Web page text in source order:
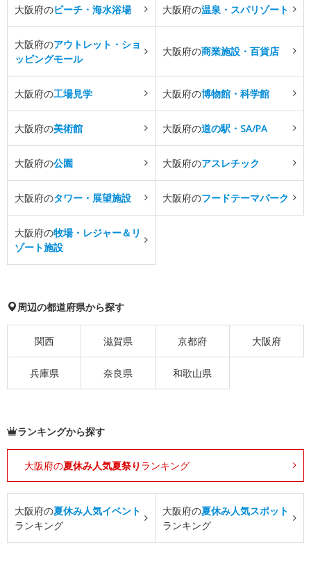
大阪府のビーチ・海水浴場 大阪府の温泉・スパリゾート
大阪府のアウトレット・ショ
ッピングモール
大阪府の商業施設・百貨店
大阪府の工場見学 大阪府の博物館・科学館
大阪府の美術館 大阪府の道の駅・SA/PA
大阪府の公園 大阪府のアスレチック
大阪府のタワー・展望施設 大阪府のフードテーマパーク
大阪府の牧場・レジャー＆リ
ゾート施設
周辺の都道府県から探す
関西 滋賀県 京都府 大阪府
兵庫県 奈良県 和歌山県
ランキングから探す
大阪府の夏休み人気夏祭り ランキング
大阪府の夏休み人気イベント
ランキング
大阪府の夏休み人気スポット
ランキング